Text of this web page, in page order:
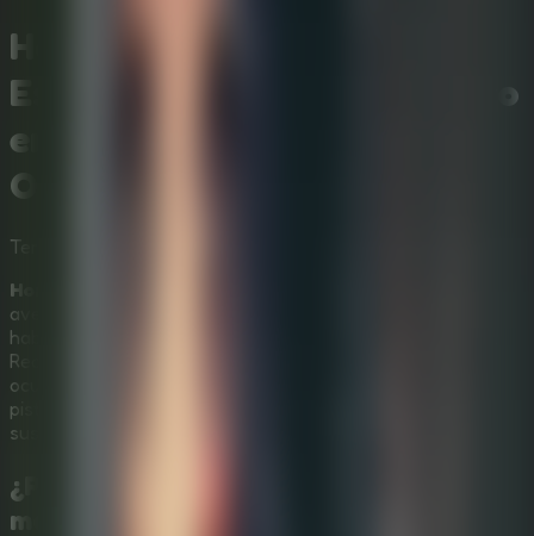
Horror Playtime Room
Escape: Escapa del Laberinto
en este Juego de Escape
Online Gratis
Terror
Horror Playtime Room Escape
aventura de puzles escalofriante. Estás atrapado en una
habitación siniestra y tu única salida es resolver acertijos.
Recorre salas llenas de misterio para descubrir secretos
ocultos en este
pista te acerca más a la libertad mientras aumenta el
suspenso de la historia.
¿Por qué Horror Playtime te
mantendrá en vilo?